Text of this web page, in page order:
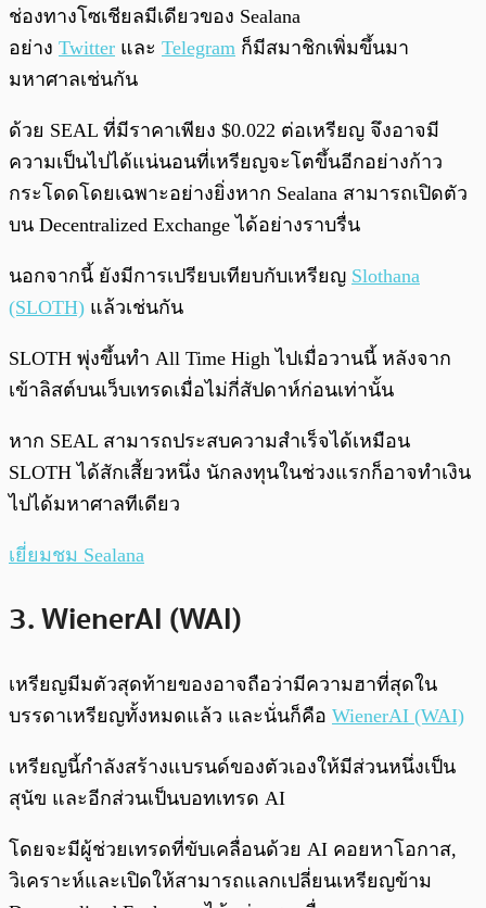
ช่องทางโซเชียลมีเดียวของ Sealana
อย่าง Twitter และ Telegram ก็มีสมาชิกเพิ่มขึ้นมา
มหาศาลเช่นกัน
ด้วย SEAL ที่มีราคาเพียง $0.022 ต่อเหรียญ จึงอาจมี
ความเป็นไปได้แน่นอนที่เหรียญจะโตขึ้นอีกอย่างก้าว
กระโดดโดยเฉพาะอย่างยิ่งหาก Sealana สามารถเปิดตัว
บน Decentralized Exchange ได้อย่างราบรื่น
นอกจากนี้ ยังมีการเปรียบเทียบกับเหรียญ Slothana
(SLOTH) แล้วเช่นกัน
SLOTH พุ่งขึ้นทำ All Time High ไปเมื่อวานนี้ หลังจาก
เข้าลิสต์บนเว็บเทรดเมื่อไม่กี่สัปดาห์ก่อนเท่านั้น
หาก SEAL สามารถประสบความสำเร็จได้เหมือน
SLOTH ได้สักเสี้ยวหนึ่ง นักลงทุนในช่วงแรกก็อาจทำเงิน
ไปได้มหาศาลทีเดียว
เยี่ยมชม Sealana
3. WienerAI (WAI)
เหรียญมีมตัวสุดท้ายของอาจถือว่ามีความฮาที่สุดใน
บรรดาเหรียญทั้งหมดแล้ว และนั่นก็คือ WienerAI (WAI)
เหรียญนี้กำลังสร้างแบรนด์ของตัวเองให้มีส่วนหนึ่งเป็น
สุนัข และอีกส่วนเป็นบอทเทรด AI
โดยจะมีผู้ช่วยเทรดที่ขับเคลื่อนด้วย AI คอยหาโอกาส,
วิเคราะห์และเปิดให้สามารถแลกเปลี่ยนเหรียญข้าม